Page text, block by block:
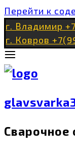
Перейти к
г. Владимир
г. Ковров
Сварочное